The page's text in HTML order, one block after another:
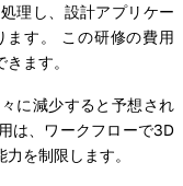
理し、設計アプリケー
ます。 この研修の費用
ます。
に減少すると予想され
は、ワークフローで3D
を制限します。